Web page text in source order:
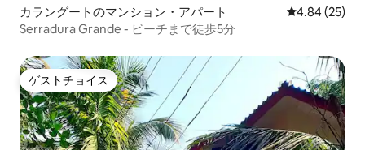
カラングートのマンション・アパート レビュー25
4.84 (25)
Serradura Grande - ビーチまで徒歩5分
ゲストチョイス
ゲストチョイス